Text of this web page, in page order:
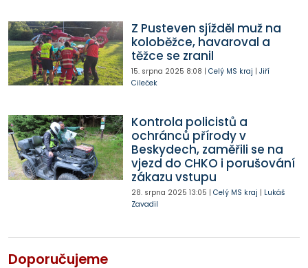
Z Pusteven sjížděl muž na
koloběžce, havaroval a
těžce se zranil
15. srpna 2025 8:08 | Celý MS kraj | Jiří
Cileček
Kontrola policistů a
ochránců přírody v
Beskydech, zaměřili se na
vjezd do CHKO i porušování
zákazu vstupu
28. srpna 2025 13:05 | Celý MS kraj | Lukáš
Zavadil
Doporučujeme